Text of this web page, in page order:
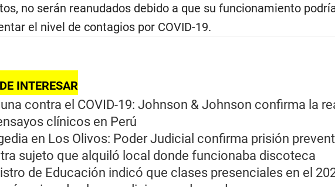
no serán reanudados debido a que su funcionamiento
el nivel de contagios por COVID-19.
INTERESAR
contra el COVID-19: Johnson & Johnson confirma la
clínicos en Perú
en Los Olivos: Poder Judicial confirma prisión
sujeto que alquiló local donde funcionaba discoteca
de Educación indicó que clases presenciales en el